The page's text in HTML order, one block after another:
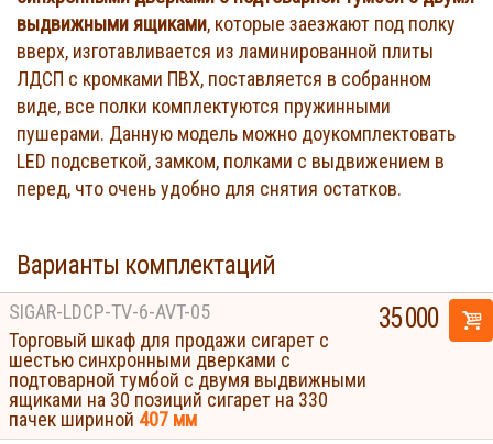
выдвижными ящиками, которые заезжают под полку
вверх, изготавливается из ламинированной плиты
ЛДСП с кромками ПВХ, поставляется в собранном
виде, все полки комплектуются пружинными
пушерами. Данную модель можно доукомплектовать
LED подсветкой, замком, полками с выдвижением в
перед, что очень удобно для снятия остатков.
Варианты комплектаций
SIGAR-LDCP-TV-6-AVT-05
Торговый шкаф для продажи сигарет с
шестью синхронными дверками с
подтоварной тумбой с двумя выдвижными
ящиками на 30 позиций сигарет на 330
пачек шириной 407 мм
35 000